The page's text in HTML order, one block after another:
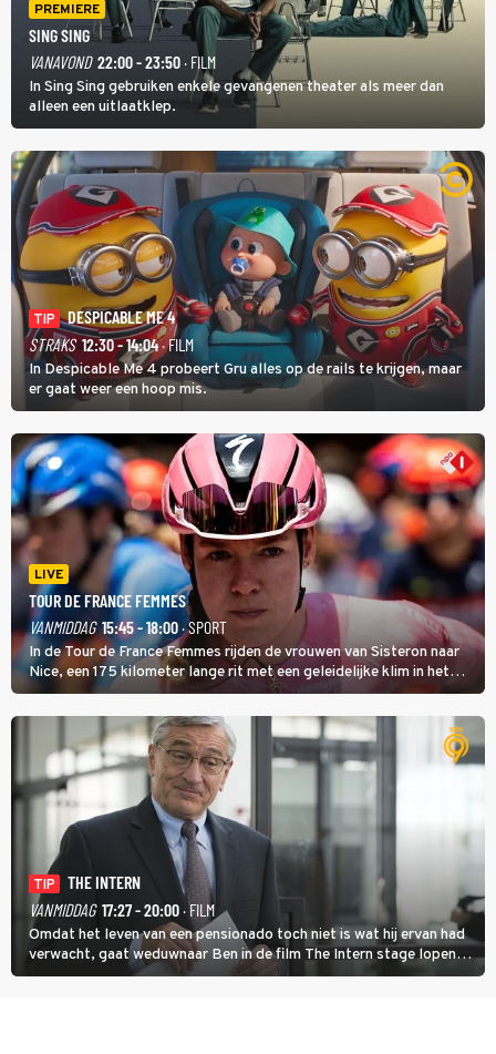
PREMIERE
SING SING
VANAVOND 22:00 - 23:50· FILM
In Sing Sing gebruiken enkele gevangenen theater als meer dan
alleen een uitlaatklep.
TIP
DESPICABLE ME 4
STRAKS 12:30 - 14:04· FILM
In Despicable Me 4 probeert Gru alles op de rails te krijgen, maar
er gaat weer een hoop mis.
LIVE
TOUR DE FRANCE FEMMES
VANMIDDAG 15:45 - 18:00· SPORT
In de Tour de France Femmes rijden de vrouwen van Sisteron naar
Nice, een 175 kilometer lange rit met een geleidelijke klim in het
midden. Dat is mogelijk niet de zwaarste hindernis, dat is de
temperatuur. Het kan in Nice namelijk bloedheet worden.
TIP
THE INTERN
VANMIDDAG 17:27 - 20:00· FILM
Omdat het leven van een pensionado toch niet is wat hij ervan had
verwacht, gaat weduwnaar Ben in de film The Intern stage lopen
bij de hippe webwinkel van Jules, wat een gouden zet blijkt te zijn.